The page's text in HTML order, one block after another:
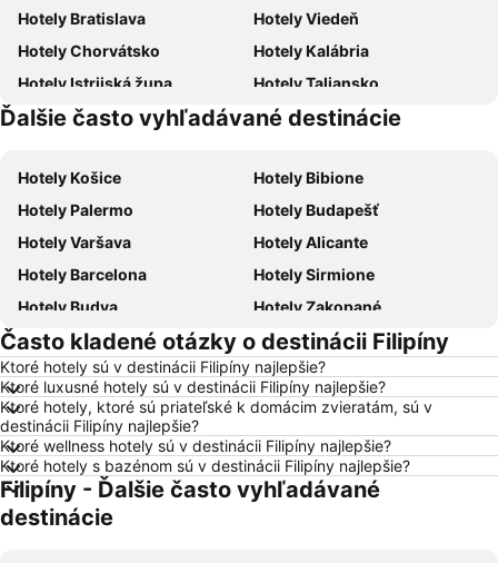
Hotely Bratislava
Hotely Viedeň
Hotely Chorvátsko
Hotely Kalábria
Hotely Istrijská župa
Hotely Taliansko
Hotely Malorka
Hotely Slovensko
Ďalšie často vyhľadávané destinácie
Hotely Košice
Hotely Bibione
Hotely Palermo
Hotely Budapešť
Hotely Varšava
Hotely Alicante
Hotely Barcelona
Hotely Sirmione
Hotely Budva
Hotely Zakopané
Hotely Naples
Hotely Crikvenica
Hotely Vysoké Tatry
Hotely Sopot
Hotely Gdansk
Hotely Nice
Hotely Tropea
Hotely Berlín
Hotely Lignano Sabbiadoro
Hotely Malta
Hotely Slovinsko
Hotely Ostrov Mykonos
Hotely Balaton
Často kladené otázky o destinácii Filipíny
Ktoré hotely sú v destinácii Filipíny najlepšie?
Ktoré luxusné hotely sú v destinácii Filipíny najlepšie?
Ktoré hotely, ktoré sú priateľské k domácim zvieratám, sú v
destinácii Filipíny najlepšie?
Ktoré wellness hotely sú v destinácii Filipíny najlepšie?
Ktoré hotely s bazénom sú v destinácii Filipíny najlepšie?
Filipíny - Ďalšie často vyhľadávané
destinácie